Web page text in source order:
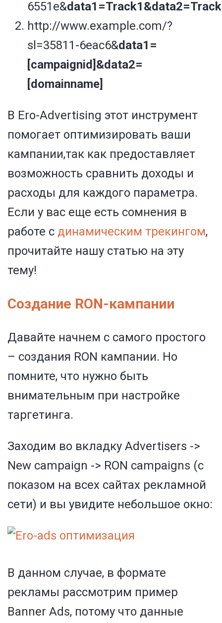
6551e&data1=Track1&data2=
http://www.example.com/?
sl=35811-6eac6&data1=
[campaignid]&data2=
[domainname]
В Ero-Advertising этот инструмент
помогает оптимизировать ваши
кампании,так как предоставляет
возможность сравнить доходы и
расходы для каждого параметра.
Если у вас еще есть сомнения в
работе с динамическим трекингом,
прочитайте нашу статью на эту
тему!
Создание RON-кампании
Давайте начнем с самого простого
– создания RON кампании. Но
помните, что нужно быть
внимательным при настройке
таргетинга.
Заходим во вкладку Advertisers ->
New campaign -> RON campaigns (с
показом на всех сайтах рекламной
сети) и вы увидите небольшое окно:
В данном случае, в формате
рекламы рассмотрим пример
Banner Ads, потому что данные